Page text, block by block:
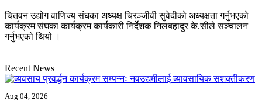
चितवन उद्योग वाणिज्य संघका अध्यक्ष चिरञ्जीवी सुवेदीको अध्यक्षता गर्नुभएको
कार्यक्रम संघका कार्यक्रम कार्यकारी निर्देशक निलबहादुर के.सीले सञ्चालन
गर्नुभएको थियो ।
Recent News
Aug 04, 2026